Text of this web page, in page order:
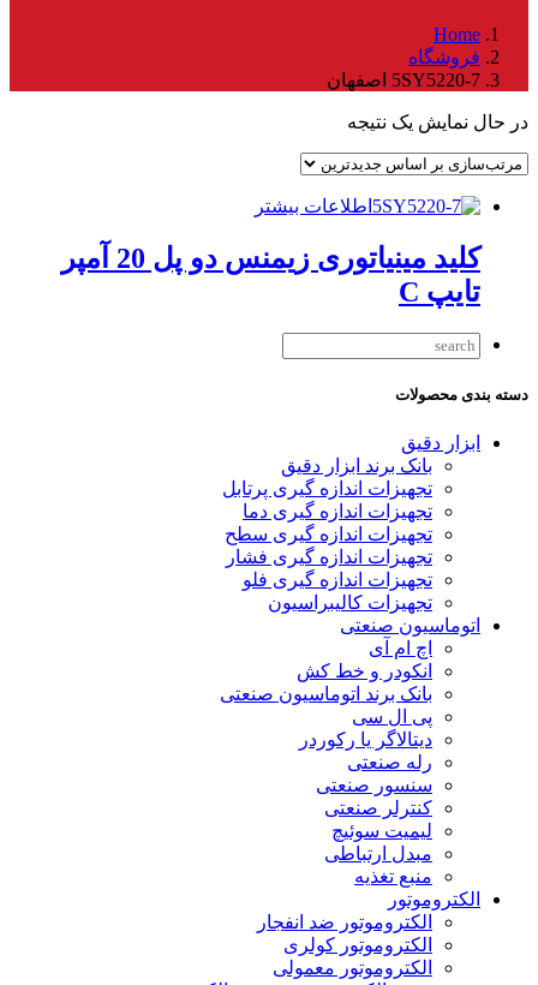
Home
فروشگاه
5SY5220-7 اصفهان
در حال نمایش یک نتیجه
اطلاعات بیشتر
کلید مینیاتوری زیمنس دو پل 20 آمپر
تایپ C
دسته بندی محصولات
ابزار دقیق
بانک برند ابزار دقیق
تجهیزات اندازه گیری پرتابل
تجهیزات اندازه گیری دما
تجهیزات اندازه گیری سطح
تجهیزات اندازه گیری فشار
تجهیزات اندازه گیری فلو
تجهیزات کالیبراسیون
اتوماسیون صنعتی
اچ ام آی
انکودر و خط کش
بانک برند اتوماسیون صنعتی
پی ال سی
دیتالاگر یا رکوردر
رله صنعتی
سنسور صنعتی
کنترلر صنعتی
لیمیت سوئیچ
مبدل ارتباطی
منبع تغذیه
الکتروموتور
الکتروموتور ضد انفجار
الکتروموتور کولری
الکتروموتور معمولی